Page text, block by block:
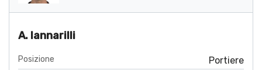
A. Iannarilli
Posizione Portiere